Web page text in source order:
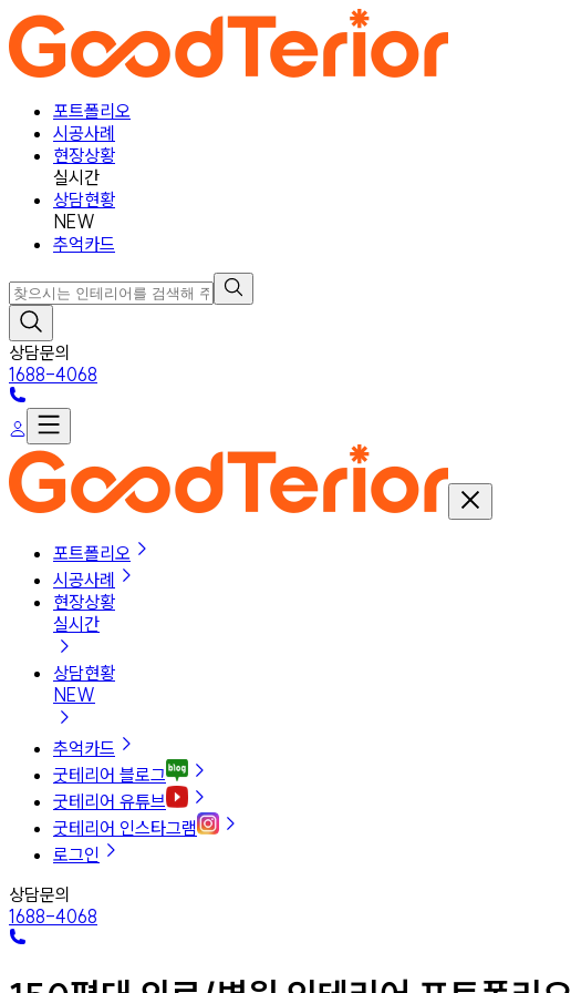
포트폴리오
시공사례
현장상황
실시간
상담현황
NEW
추억카드
상담문의
1688-4068
포트폴리오
시공사례
현장상황
실시간
상담현황
NEW
추억카드
굿테리어 블로그
굿테리어 유튜브
굿테리어 인스타그램
로그인
상담문의
1688-4068